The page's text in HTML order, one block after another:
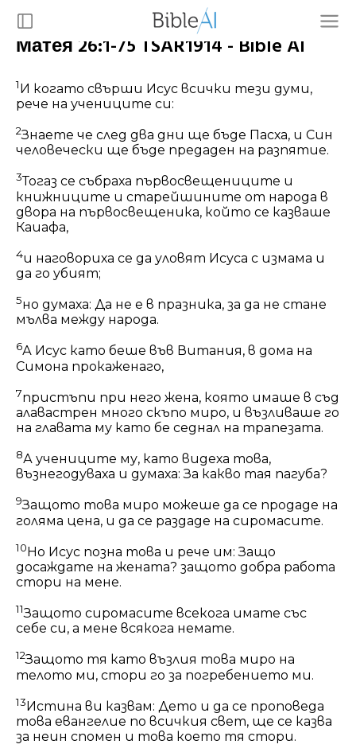
Матея 26:1-75 TSAR1914 - Bible AI
1И когато свърши Исус всички тези думи,
рече на учениците си:
2Знаете че след два дни ще бъде Пасха, и Син
человечески ще бъде предаден на разпятие.
3Тогаз се събраха първосвещениците и
книжниците и старейшините от народа в
двора на първосвещеника, който се казваше
Каиафа,
4и наговориха се да уловят Исуса с измама и
да го убият;
5но думаха: Да не е в празника, за да не стане
мълва между народа.
6А Исус като беше във Витания, в дома на
Симона прокаженаго,
7пристъпи при него жена, която имаше в съд
алавастрен много скъпо миро, и възливаше го
на главата му като бе седнал на трапезата.
8А учениците му, като видеха това,
възнегодуваха и думаха: За какво тая пагуба?
9Защото това миро можеше да се продаде на
голяма цена, и да се раздаде на сиромасите.
10Но Исус позна това и рече им: Защо
досаждате на жената? защото добра работа
стори на мене.
11Защото сиромасите всекога имате със
себе си, а мене всякога немате.
12Защото тя като възлия това миро на
телото ми, стори го за погребението ми.
13Истина ви казвам: Дето и да се проповеда
това евангелие по всичкия свет, ще се казва
за неин спомен и това което тя стори.